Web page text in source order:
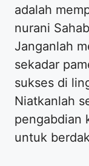
adalah
nurani
Janganlah
sekadar
sukses di
Niatkanlah
pengabdian
untuk